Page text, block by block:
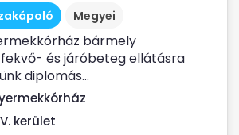
Megyei
bármely
és járóbeteg ellátásra
diplomás...
kerület